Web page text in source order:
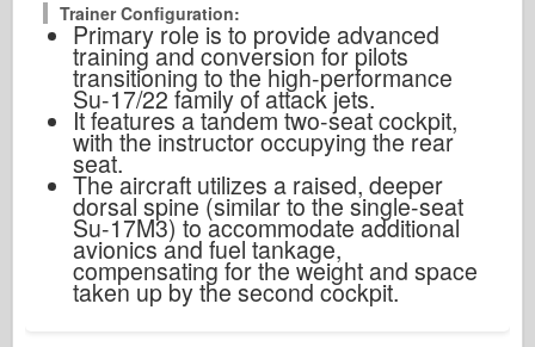
Trainer Configuration:
Primary role is to provide advanced
training and conversion for pilots
transitioning to the high-performance
Su-17/22 family of attack jets.
It features a tandem two-seat cockpit,
with the instructor occupying the rear
seat.
The aircraft utilizes a raised, deeper
dorsal spine (similar to the single-seat
Su-17M3) to accommodate additional
avionics and fuel tankage,
compensating for the weight and space
taken up by the second cockpit.